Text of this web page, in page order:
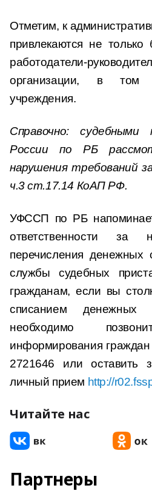
Отметим, к
привлекаются не только
работодатели-
организации, в том
учреждения.
Справочно:
России по РБ
нарушения требований
ч.3 ст.17.14 КоАП РФ.
УФССП по РБ
ответственности за
перечисления денежных
службы судебных
гражданам, если вы
списанием
необходимо
информирования
2721646 или оставить
личный прием http://
Читайте нас
Партнеры